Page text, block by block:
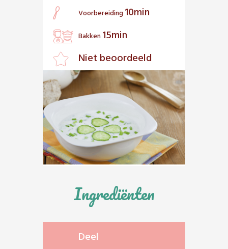
Voorbereiding10min
Bakken15min
Niet beoordeeld
Ingrediënten
Deel